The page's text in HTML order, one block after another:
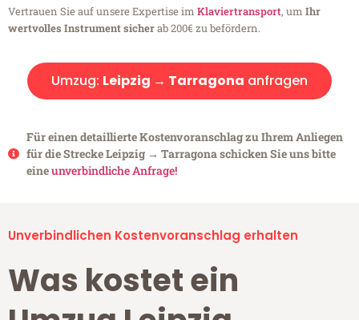
Vertrauen Sie auf unsere Expertise im Klaviertransport, um Ihr
wertvolles Instrument sicherab 200€ zu befördern.
Umzug: Leipzig → Tarragona anfragen
Für einen detaillierte Kostenvoranschlag zu Ihrem Anliegen
für die Strecke Leipzig → Tarragona schicken Sie uns bitte
eineunverbindliche Anfrage!
Unverbindlichen Kostenvoranschlag erhalten
Was kostet ein